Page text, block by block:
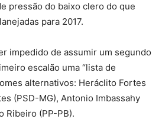
pressão do baixo clero do que
para 2017.
impedido de assumir um segundo
escalão uma “lista de
alternativos: Heráclito Fortes
(PSD-MG), Antonio Imbassahy
Ribeiro (PP-PB).